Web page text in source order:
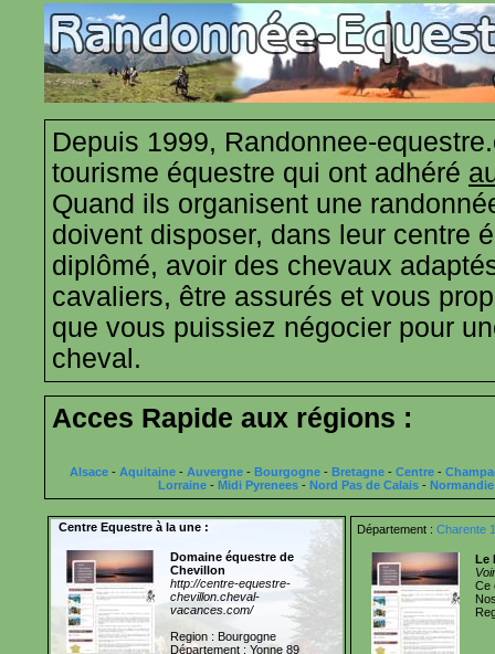
Depuis 1999, Randonnee-
tourisme équestre qui ont adhéré
Quand ils organisent une
doivent disposer, dans leur centre
diplômé, avoir des chevaux
cavaliers, être assurés et vous
que vous puissiez négocier pour
cheval.
Acces Rapide aux régions :
Alsace - Aquitaine - Auvergne - Bourgogne - Bretagne - Centre -
Lorraine- Midi Pyrenees- Nord Pas de Calais- Normandie
Centre Equestre à la une :
Domaine équestre de
Chevillon
http://centre-equestre-
chevillon.cheval-
vacances.com/
Region : Bourgogne
Département : Yonne 89
Département : Charente
Le
Ce